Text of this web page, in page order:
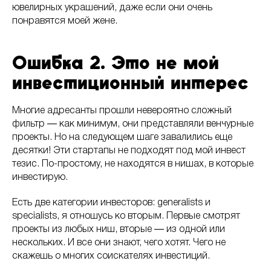
ювелирных украшений, даже если они очень
понравятся моей жене.
Ошибка 2. Это не мой
инвестиционный интерес
Многие адресанты прошли невероятно сложный
фильтр ― как минимум, они представляли венчурные
проекты. Но на следующем шаге завалились еще
десятки! Эти стартапы не подходят под мой инвест
тезис. По-простому, не находятся в нишах, в которые
инвестирую.
Есть две категории инвесторов: generalists и
specialists, я отношусь ко вторым. Первые смотрят
проекты из любых ниш, вторые ― из одной или
нескольких. И все они знают, чего хотят. Чего не
скажешь о многих соискателях инвестиций.